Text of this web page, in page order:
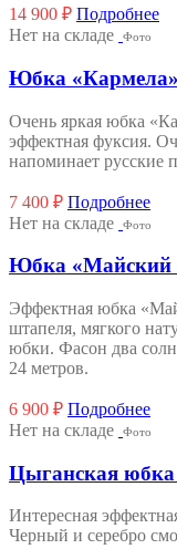
14 900 ₽ Подробнее
Нет на складе
Фото
Юбка «Кармела»
Очень яркая юбка
эффектная фуксия.
напоминает русские
7 400 ₽ Подробнее
Нет на складе
Фото
Юбка «Майский
Эффектная юбка
штапеля, мягкого
юбки. Фасон два
24 метров.
6 900 ₽ Подробнее
Нет на складе
Фото
Цыганская юбка
Интересная
Черный и серебро